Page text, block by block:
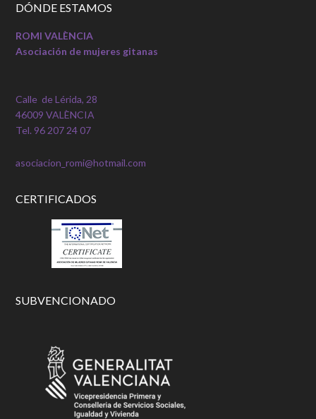
DÓNDE ESTAMOS
ROMI VALÈNCIA
Asociación de mujeres gitanas
Calle de Lérida, 28
46009 VALÈNCIA
Tel. 96 207 24 07
asociacion_romi@hotmail.com
CERTIFICADOS
SUBVENCIONADO